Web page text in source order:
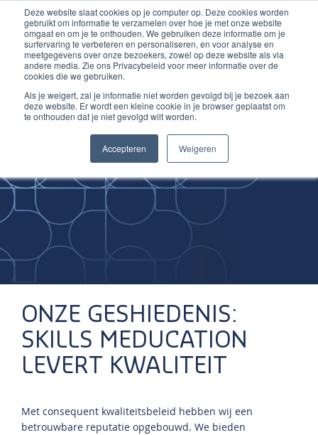
Deze website slaat cookies op je computer op. Deze cookies worden
gebruikt om informatie te verzamelen over hoe je met onze website
omgaat en om je te onthouden. We gebruiken deze informatie om je
surfervaring te verbeteren en personaliseren, en voor analyse en
meetgegevens over onze bezoekers, zowel op deze website als via
andere media. Zie ons Privacybeleid voor meer informatie over de
cookies die we gebruiken.
Als je weigert, zal je informatie niet worden gevolgd bij je bezoek aan
deze website. Er wordt een kleine cookie in je browser geplaatst om
te onthouden dat je niet gevolgd wilt worden.
Accepteren Weigeren
Inloggen account
Ga
naar
de
inhoud
Improving
Medical Skills
ONZE GESHIEDENIS:
SKILLS MEDUCATION
LEVERT KWALITEIT
Met consequent kwaliteitsbeleid hebben wij een
betrouwbare reputatie opgebouwd. We bieden